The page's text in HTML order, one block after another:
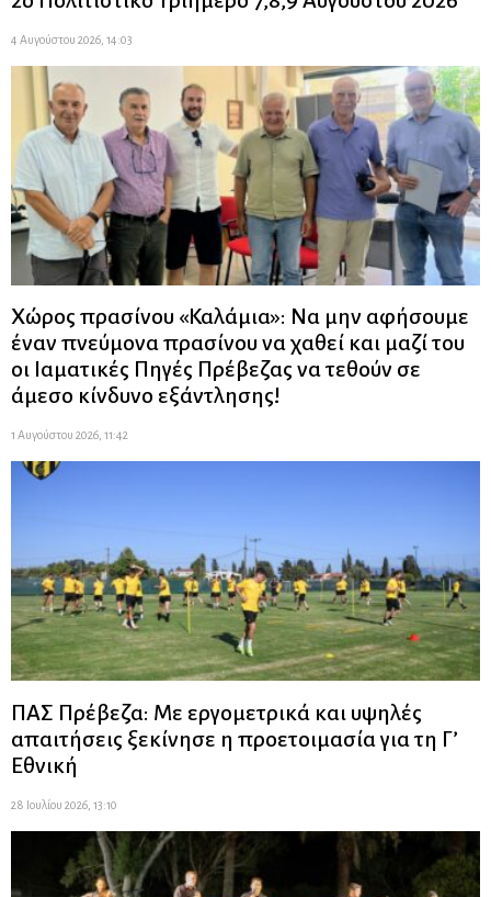
4 Αυγούστου 2026, 14:03
Χώρος πρασίνου «Καλάμια»: Να μην αφήσουμε
έναν πνεύμονα πρασίνου να χαθεί και μαζί του
οι Ιαματικές Πηγές Πρέβεζας να τεθούν σε
άμεσο κίνδυνο εξάντλησης!
1 Αυγούστου 2026, 11:42
ΠΑΣ Πρέβεζα: Με εργομετρικά και υψηλές
απαιτήσεις ξεκίνησε η προετοιμασία για τη Γ’
Εθνική
28 Ιουλίου 2026, 13:10